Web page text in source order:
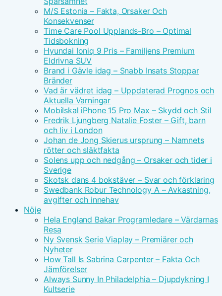
M/S Estonia – Fakta, Orsaker Och
Konsekvenser
Time Care Pool Upplands-Bro – Optimal
Tidsbokning
Hyundai Ioniq 9 Pris – Familjens Premium
Eldrivna SUV
Brand i Gävle idag – Snabb Insats Stoppar
Bränder
Vad är vädret idag – Uppdaterad Prognos och
Aktuella Varningar
Mobilskal iPhone 15 Pro Max – Skydd och Stil
Fredrik Ljungberg Natalie Foster – Gift, barn
och liv i London
Johan de Jong Skierus ursprung – Namnets
rötter och släktfakta
Solens upp och nedgång – Orsaker och tider i
Sverige
Skotsk dans 4 bokstäver – Svar och förklaring
Swedbank Robur Technology A – Avkastning,
avgifter och innehav
Nöje
Hela England Bakar Programledare – Värdarnas
Resa
Ny Svensk Serie Viaplay – Premiärer och
Nyheter
How Tall Is Sabrina Carpenter – Fakta Och
Jämförelser
Always Sunny In Philadelphia – Djupdykning I
Kultserie